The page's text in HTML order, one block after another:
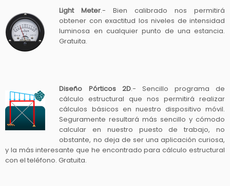
Light Meter.- Bien calibrado nos permitirá
obtener con exactitud los niveles de intensidad
luminosa en cualquier punto de una estancia.
Gratuita.
Diseño Pórticos 2D.- Sencillo programa de
cálculo estructural que nos permitirá realizar
cálculos básicos en nuestro dispositivo móvil.
Seguramente resultará más sencillo y cómodo
calcular en nuestro puesto de trabajo, no
obstante, no deja de ser una aplicación curiosa,
y la más interesante que he encontrado para cálculo estructural
con el teléfono. Gratuita.